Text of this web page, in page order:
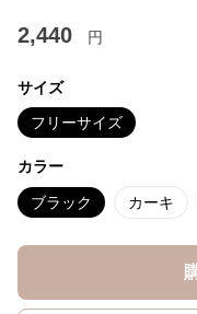
2,440 円
サイズ
フリーサイズ
カラー
ブラック カーキ